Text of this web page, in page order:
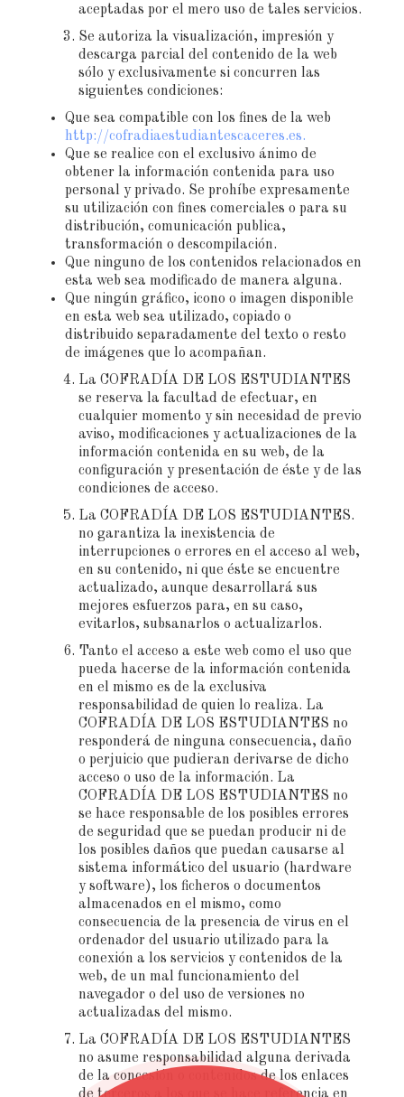
aceptadas por el mero uso de tales servicios.
Se autoriza la visualización, impresión y
descarga parcial del contenido de la web
sólo y exclusivamente si concurren las
siguientes condiciones:
Que sea compatible con los fines de la web
http://cofradiaestudiantescaceres.es.
Que se realice con el exclusivo ánimo de
obtener la información contenida para uso
personal y privado. Se prohíbe expresamente
su utilización con fines comerciales o para su
distribución, comunicación publica,
transformación o descompilación.
Que ninguno de los contenidos relacionados en
esta web sea modificado de manera alguna.
Que ningún gráfico, icono o imagen disponible
en esta web sea utilizado, copiado o
distribuido separadamente del texto o resto
de imágenes que lo acompañan.
La COFRADÍA DE LOS ESTUDIANTES
se reserva la facultad de efectuar, en
cualquier momento y sin necesidad de previo
aviso, modificaciones y actualizaciones de la
información contenida en su web, de la
configuración y presentación de éste y de las
condiciones de acceso.
La COFRADÍA DE LOS ESTUDIANTES.
no garantiza la inexistencia de
interrupciones o errores en el acceso al web,
en su contenido, ni que éste se encuentre
actualizado, aunque desarrollará sus
mejores esfuerzos para, en su caso,
evitarlos, subsanarlos o actualizarlos.
Tanto el acceso a este web como el uso que
pueda hacerse de la información contenida
en el mismo es de la exclusiva
responsabilidad de quien lo realiza. La
COFRADÍA DE LOS ESTUDIANTES no
responderá de ninguna consecuencia, daño
o perjuicio que pudieran derivarse de dicho
acceso o uso de la información. La
COFRADÍA DE LOS ESTUDIANTES no
se hace responsable de los posibles errores
de seguridad que se puedan producir ni de
los posibles daños que puedan causarse al
sistema informático del usuario (hardware
y software), los ficheros o documentos
almacenados en el mismo, como
consecuencia de la presencia de virus en el
ordenador del usuario utilizado para la
conexión a los servicios y contenidos de la
web, de un mal funcionamiento del
navegador o del uso de versiones no
actualizadas del mismo.
La COFRADÍA DE LOS ESTUDIANTES
no asume responsabilidad alguna derivada
de la concesión o contenidos de los enlaces